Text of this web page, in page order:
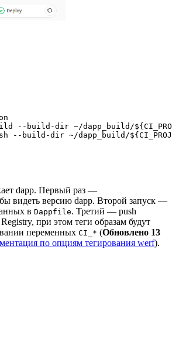
--build-dir ~/dapp_build/
--build-dir ~/dapp_build/
dapp. Первый раз —
видеть версию dapp. Второй запуск —
в Dappfile. Третий — push
при этом теги образам будут
переменных CI_* (Обновлено 13
по опциям тегирования werf).